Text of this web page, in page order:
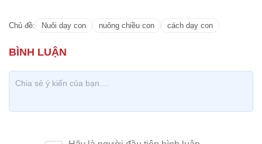
Chủ đề: Nuôi dạy con nuông chiều con cách dạy con